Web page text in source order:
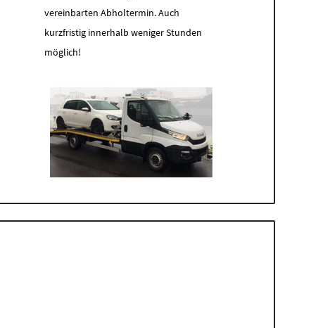
vereinbarten Abholtermin. Auch
kurzfristig innerhalb weniger Stunden
möglich!